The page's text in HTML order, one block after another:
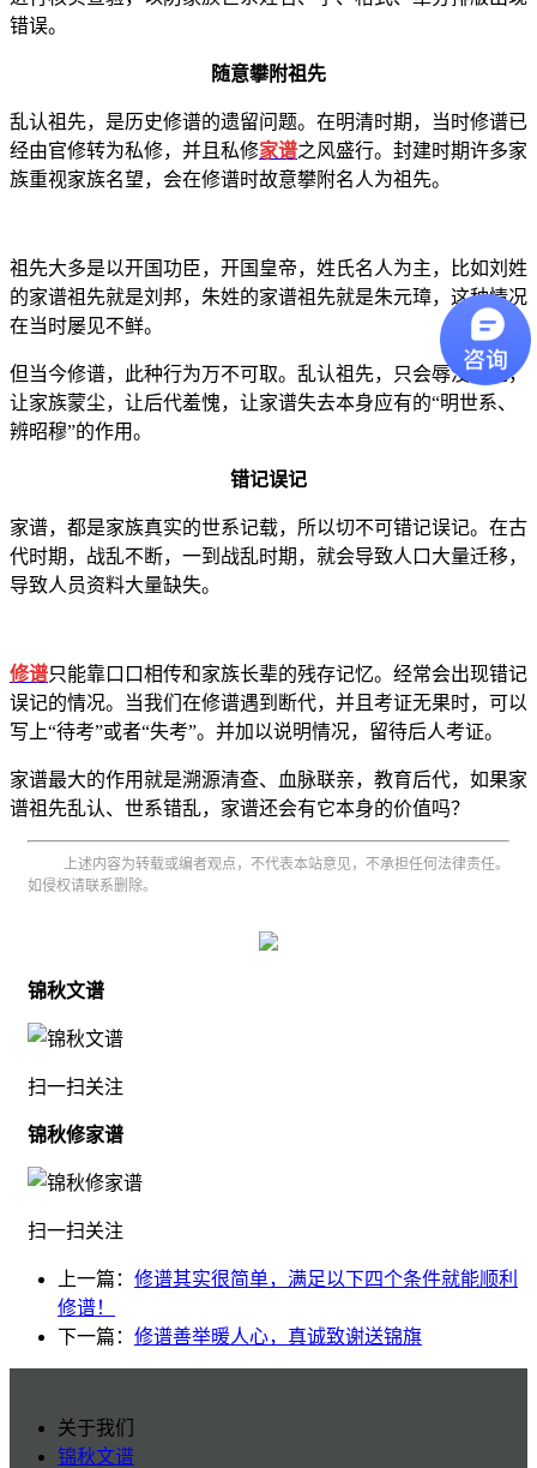
错误。
随意攀附祖先
乱认祖先，是历史修谱的遗留问题。在明清时期，当时修谱已
经由官修转为私修，并且私修家谱之风盛行。封建时期许多家
族重视家族名望，会在修谱时故意攀附名人为祖先。
祖先大多是以开国功臣，开国皇帝，姓氏名人为主，比如刘姓
的家谱祖先就是刘邦，朱姓的家谱祖先就是朱元璋，这种情况
在当时屡见不鲜。
但当今修谱，此种行为万不可取。乱认祖先，只会辱没祖先，
让家族蒙尘，让后代羞愧，让家谱失去本身应有的“明世系、
辨昭穆”的作用。
错记误记
家谱，都是家族真实的世系记载，所以切不可错记误记。在古
代时期，战乱不断，一到战乱时期，就会导致人口大量迁移，
导致人员资料大量缺失。
修谱只能靠口口相传和家族长辈的残存记忆。经常会出现错记
误记的情况。当我们在修谱遇到断代，并且考证无果时，可以
写上“待考”或者“失考”。并加以说明情况，留待后人考证。
家谱最大的作用就是溯源清查、血脉联亲，教育后代，如果家
谱祖先乱认、世系错乱，家谱还会有它本身的价值吗？
上述内容为转载或编者观点，不代表本站意见，不承担任何法律责任。
如侵权请联系删除。
锦秋文谱
扫一扫关注
锦秋修家谱
扫一扫关注
上一篇： 修谱其实很简单，满足以下四个条件就能顺利
修谱！
下一篇： 修谱善举暖人心，真诚致谢送锦旗
关于我们
锦秋文谱